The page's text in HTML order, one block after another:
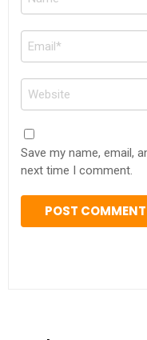
*
Email
*
Website
Save my name, email,
next time I comment.